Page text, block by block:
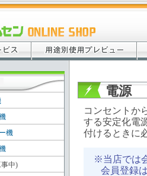
電源
コンセントか
する安定化電
付けるときに
※当店では
会員登録
機
中)